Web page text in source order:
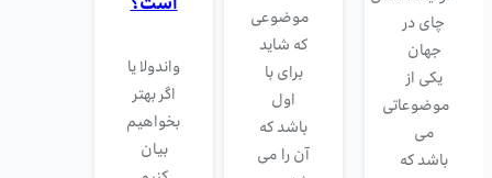
چای در
جهان
یکی از
موضوعاتی
می
باشد که
موضوعی
که شاید
برای با
اول
باشد که
آن را می
است؟
واندولا یا
اگر بهتر
بخواهیم
بیان